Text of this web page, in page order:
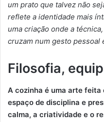
um prato que talvez não
reflete a identidade mais
uma criação onde a
cruzam num gesto pessoal
Filosofia,
A cozinha é uma arte feita
espaço de disciplina e
calma, a criatividade e o